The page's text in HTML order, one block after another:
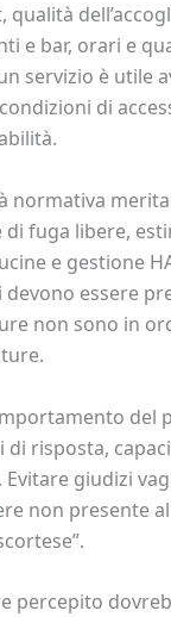
e bar, orari e
servizio è
di
normativa
di fuga libere,
e gestione
essere
non sono in
risposta,
giudizi
non presente
percepito